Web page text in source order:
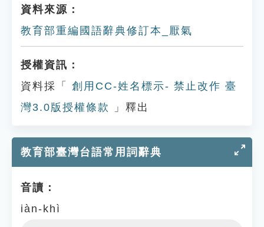
資料來源：
教育部重編國語辭典修訂本_厭氣
授權資訊：
資料採「
創用CC-姓名標示- 禁止改作 臺
灣3.0版授權條款
」釋出
教育部臺灣台語常用詞辭典
音讀：
iàn-khì